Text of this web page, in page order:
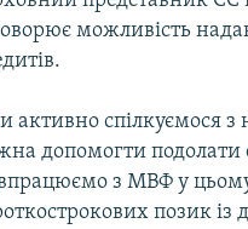
можливість
активно спілкуємося
допомогти
з МВФ у
позик